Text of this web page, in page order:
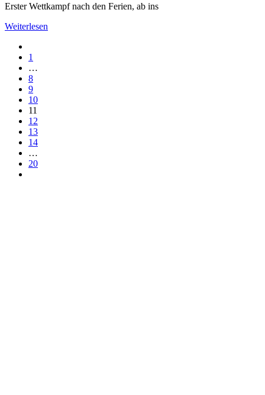
Erster Wettkampf nach den Ferien, ab ins
Weiterlesen
1
…
8
9
10
11
12
13
14
…
20